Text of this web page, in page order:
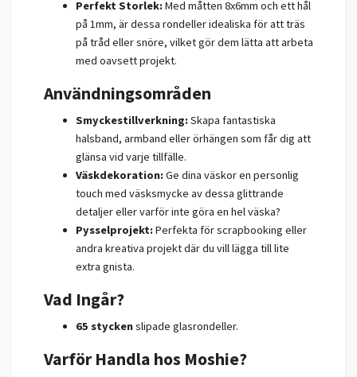
Perfekt Storlek:Med måtten 8x6mm och ett hål
på 1mm, är dessa rondeller idealiska för att träs
på tråd eller snöre, vilket gör dem lätta att arbeta
med oavsett projekt.
Användningsområden
Smyckestillverkning:Skapa fantastiska
halsband, armband eller örhängen som får dig att
glänsa vid varje tillfälle.
Väskdekoration:Ge dina väskor en personlig
touch med väsksmycke av dessa glittrande
detaljer eller varför inte göra en hel väska?
Pysselprojekt:Perfekta för scrapbooking eller
andra kreativa projekt där du vill lägga till lite
extra gnista.
Vad Ingår?
65 styckenslipade glasrondeller.
Varför Handla hos Moshie?